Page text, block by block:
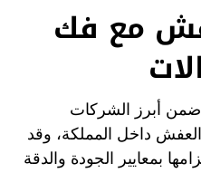
مع فك
أبرز الشركات
داخل المملكة، وقد
بمعايير الجودة والدقة